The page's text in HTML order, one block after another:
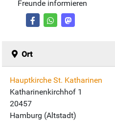
Freunde informieren
Ort
Hauptkirche St. Katharinen
Katharinenkirchhof 1
20457
Hamburg (Altstadt)